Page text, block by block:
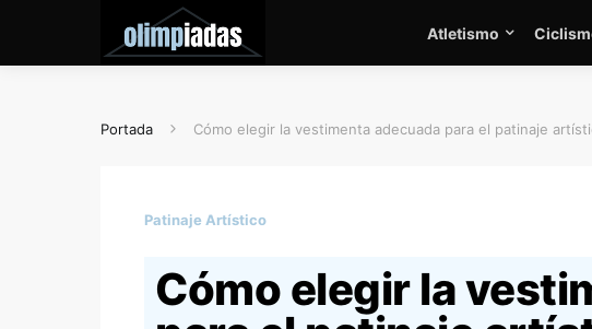
Atletismo
Portada Cómo elegir la vestimenta adecuada para el patinaje
Patinaje Artístico
Cómo elegir la